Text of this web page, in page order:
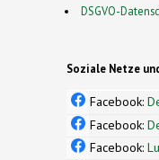
DSGVO-
Soziale Netze
Facebook:
Facebook:
Facebook: